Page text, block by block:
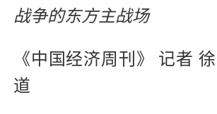
战争的东方主战场
《中国经济周刊》 记者
道